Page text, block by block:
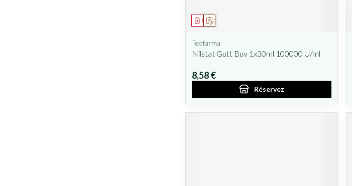
Sur prescription
Médicament
Teofarma
Nilstat Gutt Buv 1x30ml 100000 U/ml
8,58 €
Réservez